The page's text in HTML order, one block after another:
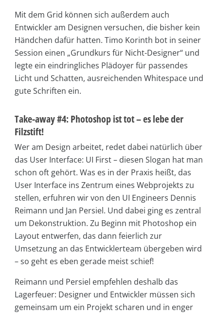
Mit dem Grid können sich außerdem auch
Entwickler am Designen versuchen, die bisher kein
Händchen dafür hatten. Timo Korinth bot in seiner
Session einen „Grundkurs für Nicht-Designer“ und
legte ein eindringliches Plädoyer für passendes
Licht und Schatten, ausreichenden Whitespace und
gute Schriften ein.
Take-away #4: Photoshop ist tot – es lebe der
Filzstift!
Wer am Design arbeitet, redet dabei natürlich über
das User Interface: UI First – diesen Slogan hat man
schon oft gehört. Was es in der Praxis heißt, das
User Interface ins Zentrum eines Webprojekts zu
stellen, erfuhren wir von den UI Engineers Dennis
Reimann und Jan Persiel. Und dabei ging es zentral
um Dekonstruktion. Zu Beginn mit Photoshop ein
Layout entwerfen, das dann feierlich zur
Umsetzung an das Entwicklerteam übergeben wird
– so geht es eben gerade meist schief!
Reimann und Persiel empfehlen deshalb das
Lagerfeuer: Designer und Entwickler müssen sich
gemeinsam um ein Projekt scharen und in enger